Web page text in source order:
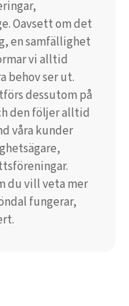
Oavsett om det
en samfällighet
vi alltid
behov ser ut.
dessutom på
den följer alltid
våra kunder
du vill veta mer
fungerar,